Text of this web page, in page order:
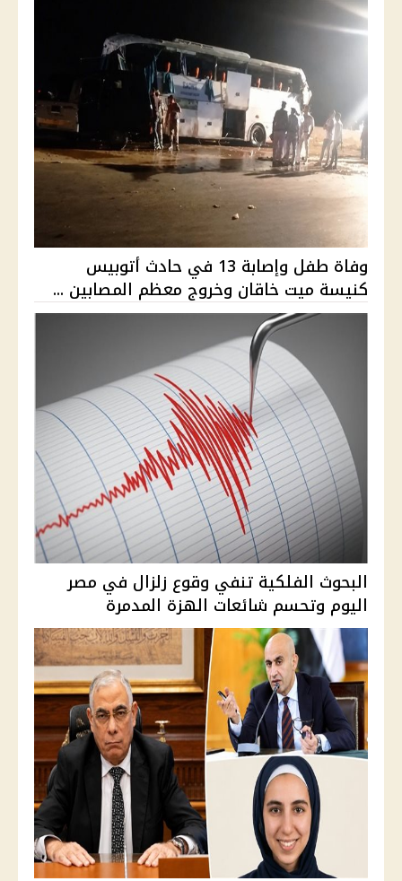
وفاة طفل وإصابة 13 في حادث أتوبيس
كنيسة ميت خاقان وخروج معظم المصابين ...
البحوث الفلكية تنفي وقوع زلزال في مصر
اليوم وتحسم شائعات الهزة المدمرة